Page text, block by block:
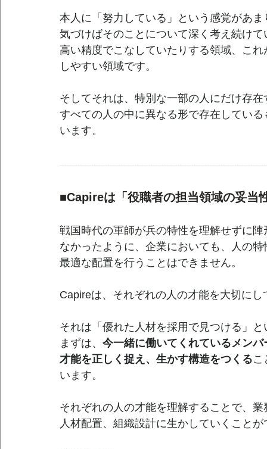
本人に「努力している」という感覚があま
気づけばそのことについて深く考え続け
高い精度でこなしていたりする領域、これ
しやすい領域です。
そしてそれは、特別な一部の人にだけ存
すべての人の中に異なる形で存在してい
います。
■Capireは「役職者の担当領域の妥当
戦国時代の軍師が兵の特性を理解せずに
なかったように、企業においても、人の
最適な配置を行うことはできません。
Capireは、それぞれの人の才能を大切にし
それは「優れた人材を採用で見つける」
まずは、 今一緒に働いてくれているメン
才能を正しく捉え、生かす構造をつくるこ
います。
それぞれの人の才能を理解することで、業
人材配置、組織設計に生かしていくことが